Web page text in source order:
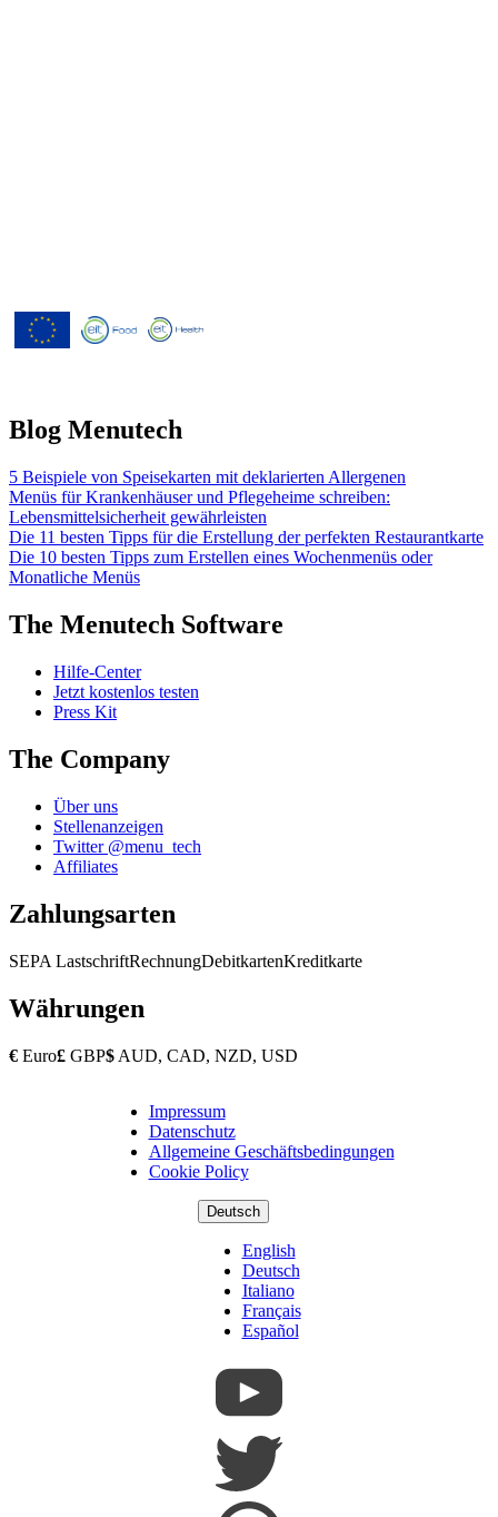
Blog Menutech
5 Beispiele von Speisekarten mit deklarierten Allergenen
Menüs für Krankenhäuser und Pflegeheime schreiben:
Lebensmittelsicherheit gewährleisten
Die 11 besten Tipps für die Erstellung der perfekten Restaurantkarte
Die 10 besten Tipps zum Erstellen eines Wochenmenüs oder
Monatliche Menüs
The Menutech Software
Hilfe-Center
Jetzt kostenlos testen
Press Kit
The Company
Über uns
Stellenanzeigen
Twitter @menu_tech
Affiliates
Zahlungsarten
SEPA LastschriftRechnungDebitkartenKreditkarte
Währungen
€ Euro£ GBP$ AUD, CAD, NZD, USD
Copyright
Footer
Impressum
Datenschutz
Allgemeine Geschäftsbedingungen
Cookie Policy
Deutsch
English
Deutsch
Italiano
Français
Español